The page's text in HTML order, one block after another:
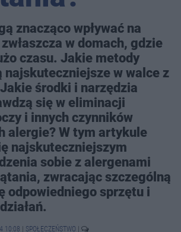
znacząco wpływać na
w domach, gdzie
czasu. Jakie metody
najskuteczniejsze w walce z
środki i narzędzia
się w eliminacji
i innych czynników
alergie? W tym artykule
najskuteczniejszym
sobie z alergenami
zwracając szczególną
odpowiedniego sprzętu i
10:08 SPOŁECZEŃSTWO